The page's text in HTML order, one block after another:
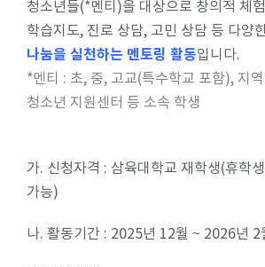
청소년들(*멘티)을 대상으로 창의적 체
학습지도, 진로 상담, 고민 상담 등 다양
나눔을 실천하는 멘토링 활동입니다.
*멘티 : 초, 중, 고교(특수학교 포함), 지
청소년 지원센터 등 소속 학생
가. 신청자격 : 삼육대학교 재학생(휴학
가능)
나. 활동기간 : 2025년 12월 ~ 2026년 2